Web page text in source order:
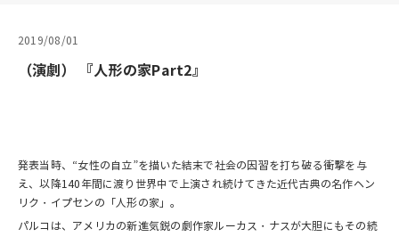
2019/08/01
（演劇） 『人形の家Part2』
発表当時、“女性の自立”を描いた結末で社会の因習を打ち破る衝撃を与
え、以降140年間に渡り世界中で上演され続けてきた近代古典の名作ヘン
リク・イプセンの「人形の家」。
パルコは、アメリカの新進気鋭の劇作家ルーカス・ナスが大胆にもその続